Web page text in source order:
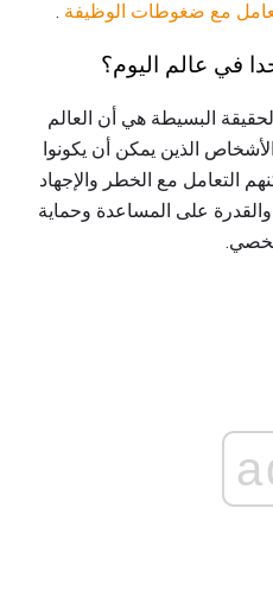
مع ضغوطات الوظيفة .
في عالم اليوم؟
البسيطة هي أن العالم
الذين يمكن أن يكونوا
التعامل مع الخطر والإجهاد
والقدرة على المساعدة وحماية